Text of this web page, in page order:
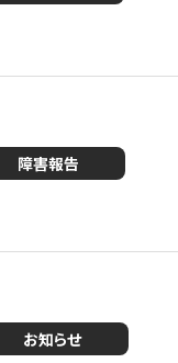
障害報告
お知らせ